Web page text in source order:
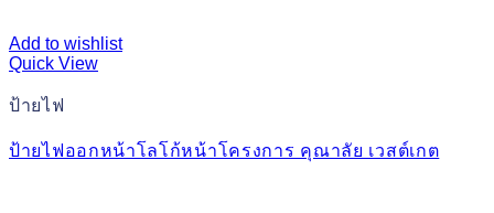
Add to wishlist
Quick View
ป้ายไฟ
ป้ายไฟออกหน้าโลโก้หน้าโครงการ คุณาลัย เวสต์เกต